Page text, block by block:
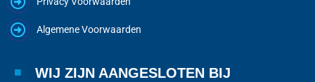
Algemene Voorwaarden
WIJ ZIJN AANGESLOTEN BIJ